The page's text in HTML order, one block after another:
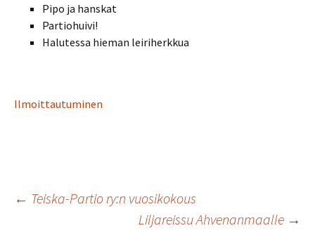
Pipo ja hanskat
Partiohuivi!
Halutessa hieman leiriherkkua
Ilmoittautuminen
Artikkelien
← Teiska-Partio ry:n vuosikokous
Liljareissu Ahvenanmaalle →